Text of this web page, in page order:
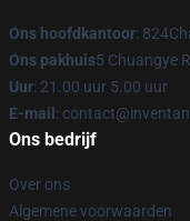
Ons hoofdkantoor:
Ons pakhuis5 Chuangye
Uur: 21.00 uur 5.00 uur
E-mail :
Ons bedrijf
Over ons
Algemene voorwaarden